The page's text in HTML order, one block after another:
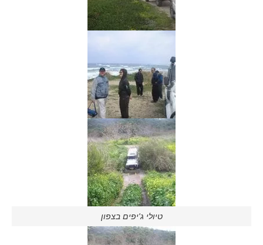
טיולי ג'יפים בצפון